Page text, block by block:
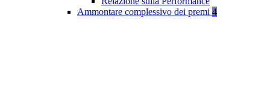
Ammontare complessivo dei premi 4